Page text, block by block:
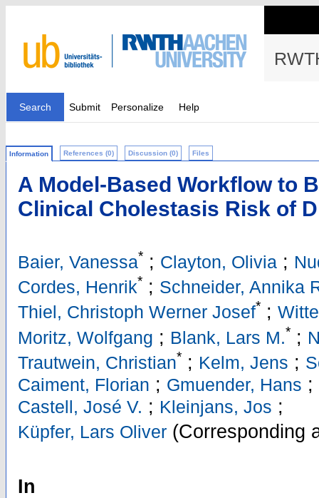
Search Submit Personalize Help
Information References (0) Discussion (0) Files
A Model-Based Workflow to
Clinical Cholestasis Risk of
Baier, Vanessa* ; Clayton, Olivia ;
Cordes, Henrik* ; Schneider, Annika
Thiel, Christoph Werner Josef* ;
Moritz, Wolfgang ; Blank, Lars M.* ;
Trautwein, Christian* ; Kelm, Jens ;
Caiment, Florian ; Gmuender, Hans ;
Castell, José V. ; Kleinjans, Jos ;
Küpfer, Lars Oliver (Corresponding
In